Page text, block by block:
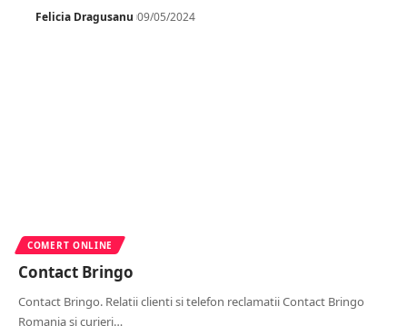
Felicia Dragusanu 09/05/2024
COMERT ONLINE
Contact Bringo
Contact Bringo. Relatii clienti si telefon reclamatii Contact Bringo
Romania si curieri…